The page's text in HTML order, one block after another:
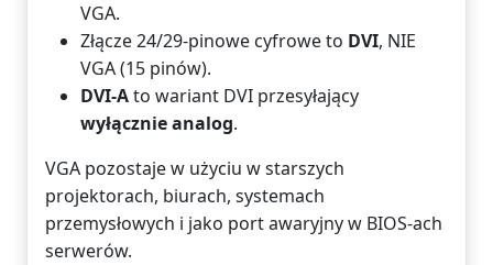
VGA.
Złącze 24/29-pinowe cyfrowe to DVI, NIE
VGA (15 pinów).
DVI-Ato wariant DVI przesyłający
wyłącznie analog.
VGA pozostaje w użyciu w starszych
projektorach, biurach, systemach
przemysłowych i jako port awaryjny w BIOS-ach
serwerów.